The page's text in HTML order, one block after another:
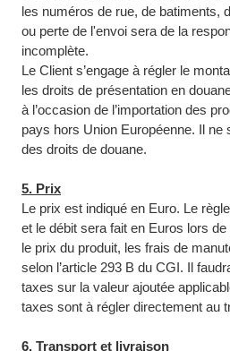
les numéros de rue, de batiments,
ou perte de l'envoi sera de la
incomplète.
Le Client s’engage à régler le
les droits de présentation en
à l’occasion de l’importation des
pays hors Union Européenne. Il
des droits de douane.
5. Prix
Le prix est indiqué en Euro. Le
et le débit sera fait en Euros lors
le prix du produit, les frais de
selon l’article 293 B du CGI. Il
taxes sur la valeur ajoutée
taxes sont à régler directement au
6. Transport et livraison